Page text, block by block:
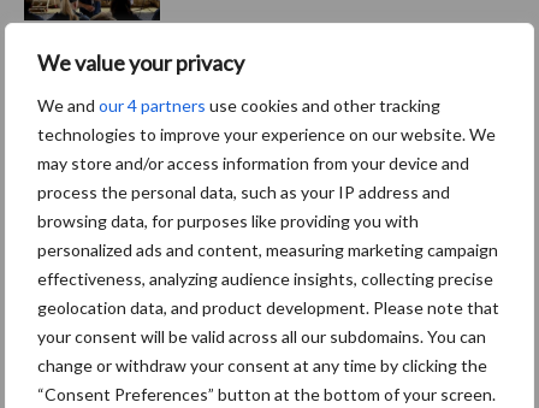
We value your privacy
We and our 4 partners use cookies and other tracking
technologies to improve your experience on our website. We
may store and/or access information from your device and
process the personal data, such as your IP address and
browsing data, for purposes like providing you with
personalized ads and content, measuring marketing campaign
effectiveness, analyzing audience insights, collecting precise
geolocation data, and product development. Please note that
your consent will be valid across all our subdomains. You can
change or withdraw your consent at any time by clicking the
“Consent Preferences” button at the bottom of your screen.
“Vraag naar praktische
hygieneoplossingen is in
Polen groter dan ooit”
Themapagina's
Diergezondheid Bemesting Fokkerij